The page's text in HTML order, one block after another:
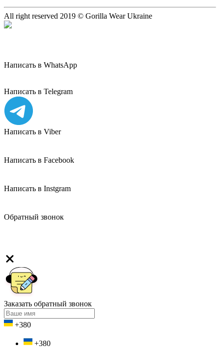
All right reserved 2019 © Gorilla Wear Ukraine
Написать в WhatsApp
Написать в Telegram
Написать в Viber
Написать в Facebook
Написать в Instgram
Обратный звонок
Заказать обратный звонок
+380
+380